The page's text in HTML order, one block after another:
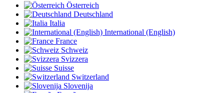
Österreich
Deutschland
Italia
International (English)
France
Schweiz
Svizzera
Suisse
Switzerland
Slovenija